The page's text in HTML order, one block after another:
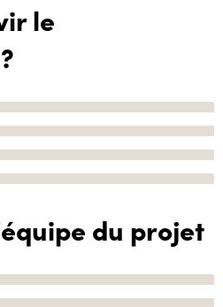
le
du projet